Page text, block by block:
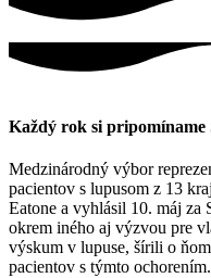
Každý rok si pripomíname
Medzinárodný výbor
pacientov s lupusom z 13
Eatone a vyhlásil 10. máj za
okrem iného aj výzvou pre
výskum v lupuse, šírili o
pacientov s týmto ochorením.